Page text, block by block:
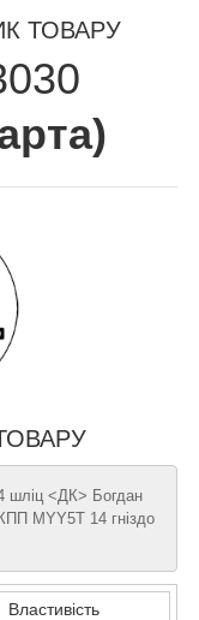
ТОВАРУ
)
шліц <ДК> Богдан
MYY5T 14 гніздо
Властивість